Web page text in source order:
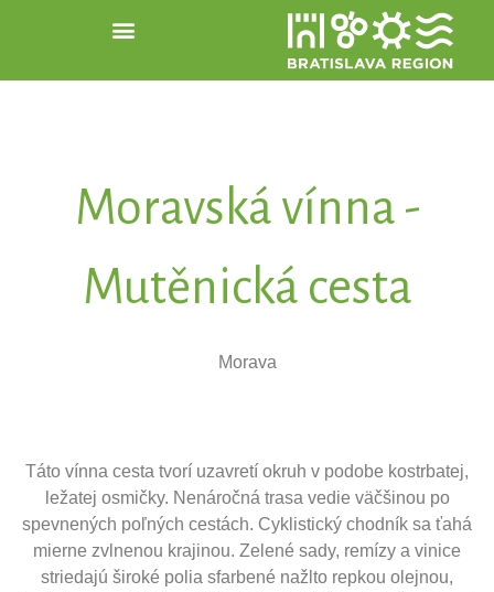
Moravská vínna -
Mutěnická cesta
Morava
Táto vínna cesta tvorí uzavretí okruh v podobe kostrbatej,
ležatej osmičky. Nenáročná trasa vedie väčšinou po
spevnených poľných cestách. Cyklistický chodník sa ťahá
mierne zvlnenou krajinou. Zelené sady, remízy a vinice
striedajú široké polia sfarbené nažlto repkou olejnou,